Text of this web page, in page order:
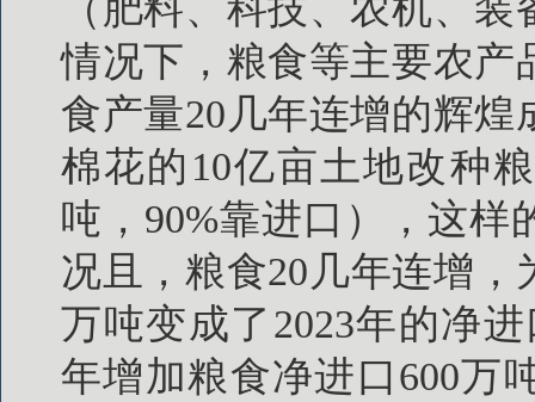
（肥料、科技、农机、
情况下，粮食等主要农产
食产量20几年连增的辉
棉花的10亿亩土地改种
吨，90%靠进口），这样
况且，粮食20几年连增，
万吨变成了2023年的净
年增加粮食净进口600万